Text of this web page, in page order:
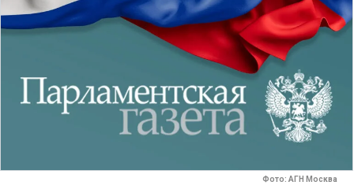
Фото: АГН Москва